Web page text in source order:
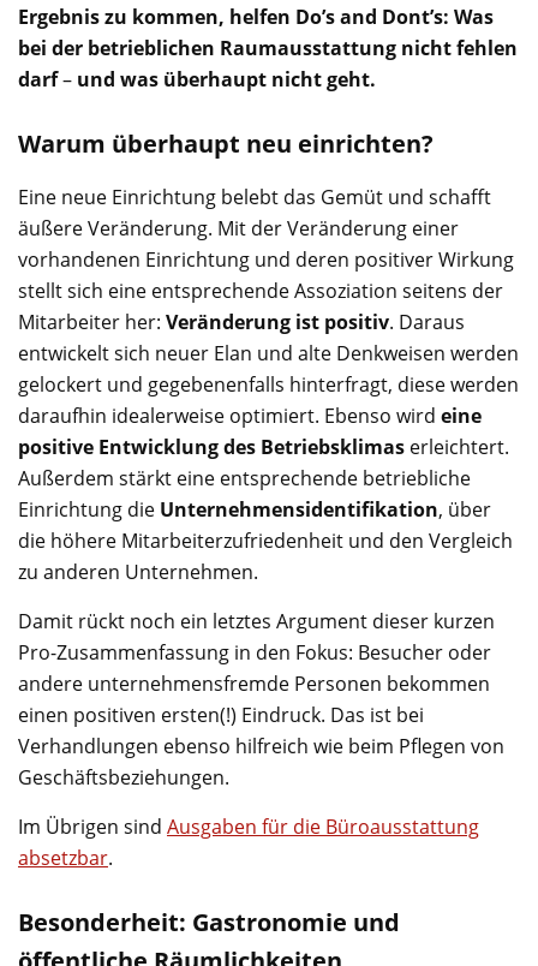
Ergebnis zu kommen, helfen Do’s and Dont’s: Was
bei der betrieblichen Raumausstattung nicht fehlen
darf– und was überhaupt nicht geht.
Warum überhaupt neu einrichten?
Eine neue Einrichtung belebt das Gemüt und schafft
äußere Veränderung. Mit der Veränderung einer
vorhandenen Einrichtung und deren positiver Wirkung
stellt sich eine entsprechende Assoziation seitens der
Mitarbeiter her: Veränderung ist positiv. Daraus
entwickelt sich neuer Elan und alte Denkweisen werden
gelockert und gegebenenfalls hinterfragt, diese werden
daraufhin idealerweise optimiert. Ebenso wird eine
positive Entwicklung des Betriebsklimas erleichtert.
Außerdem stärkt eine entsprechende betriebliche
Einrichtung die Unternehmensidentifikation, über
die höhere Mitarbeiterzufriedenheit und den Vergleich
zu anderen Unternehmen.
Damit rückt noch ein letztes Argument dieser kurzen
Pro-Zusammenfassung in den Fokus: Besucher oder
andere unternehmensfremde Personen bekommen
einen positiven ersten(!) Eindruck. Das ist bei
Verhandlungen ebenso hilfreich wie beim Pflegen von
Geschäftsbeziehungen.
Im Übrigen sind Ausgaben für die Büroausstattung
absetzbar.
Besonderheit: Gastronomie und